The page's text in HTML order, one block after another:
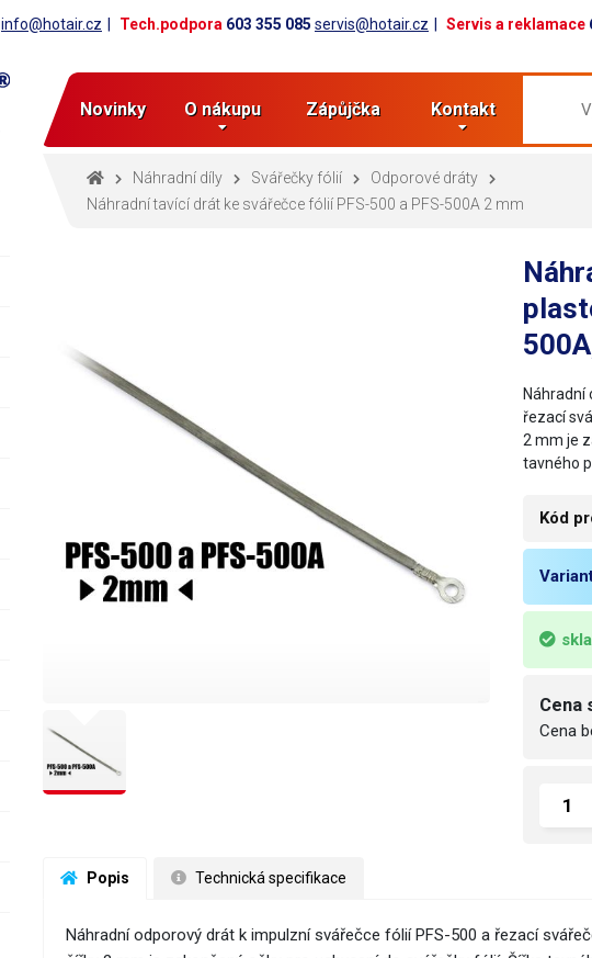
info@hotair.cz Tech.podpora 603 355 085 servis@hotair.cz Servis a reklamace
Novinky O nákupu Zápůjčka Kontakt
Náhradní díly Svářečky fólií
Odporové dráty
Náhradní tavící drát ke svářečce fólií PFS-500 a PFS-500A 2 mm
Náhradní
řezací
2 mm je
tavného
Kód
Cena
Cena
Popis Technická specifikace
Náhradní odporový drát k impulzní svářečce fólií PFS-500 a řezací